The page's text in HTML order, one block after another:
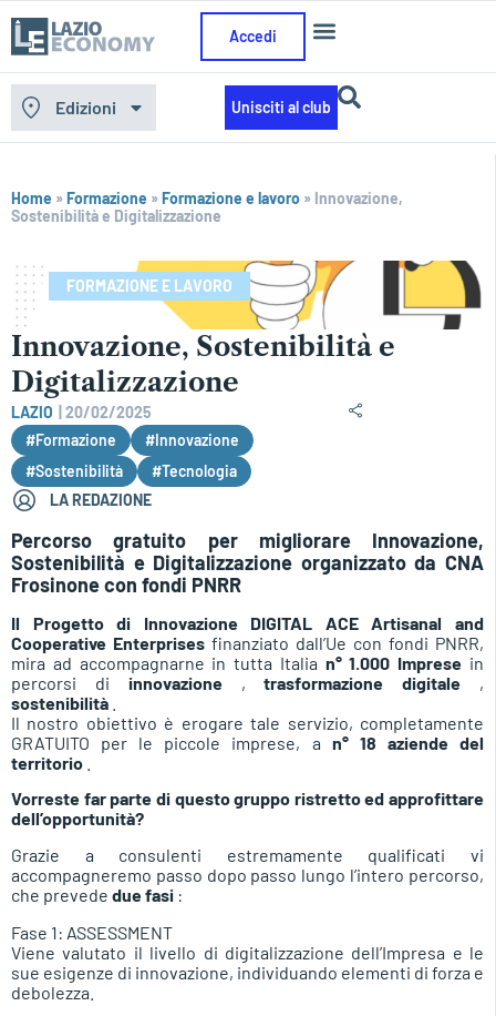
Accedi
Edizioni Unisciti al club
Home »Formazione »Formazione e lavoro » Innovazione,
Sostenibilità e Digitalizzazione
FORMAZIONE E LAVORO
Innovazione, Sostenibilità e
Digitalizzazione
LAZIO
20/02/2025
#Formazione
#Innovazione
#Sostenibilità
#Tecnologia
LA REDAZIONE
Percorso gratuito per migliorare Innovazione,
Sostenibilità e Digitalizzazione organizzato da CNA
Frosinone con fondi PNRR
Il Progetto di Innovazione DIGITAL ACE
Artisanal and
Cooperative Enterprises finanziato dall’Ue con fondi PNRR,
mira ad accompagnarne in tutta Italia n° 1.000 Imprese in
percorsi di innovazione,trasformazione digitale ,
sostenibilità
Il nostro obiettivo è erogare tale servizio, completamente
GRATUITO per le piccole imprese, a n° 18 aziende del
territorio
Vorreste far parte di questo gruppo ristretto ed approfittare
dell’opportunità?
Grazie a consulenti estremamente qualificati vi
accompagneremo passo dopo passo lungo l’intero percorso,
che prevede due fasi :
Fase 1: ASSESSMENT
Viene valutato il livello di digitalizzazione dell’Impresa e le
sue esigenze di innovazione, individuando elementi di forza e
debolezza.